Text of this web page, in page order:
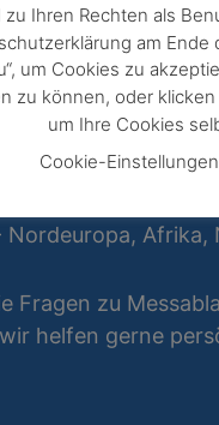
Afrika,
Fragen zu
helfen gerne
zu Ihren Rechten als
am Ende
um Cookies zu
zu können, oder klicken
um Ihre Cookies
Cookie-Einstellungen